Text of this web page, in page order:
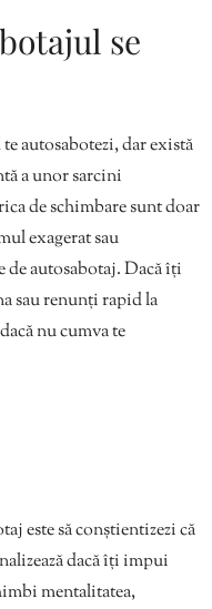
se
autosabotezi, dar există
a unor sarcini
de schimbare sunt doar
exagerat sau
de autosabotaj. Dacă îți
sau renunți rapid la
nu cumva te
este să conștientizezi că
dacă îți impui
mentalitatea,